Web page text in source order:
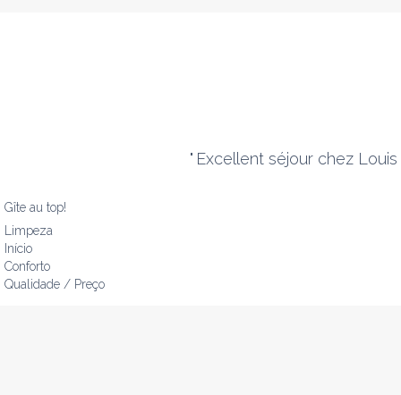
" Excellent séjour chez
Gîte au top!
Limpeza
Início
Conforto
Qualidade / Preço